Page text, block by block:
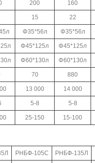
200 160
15 22
Φ35*56л Φ35*56л
Φ45*125л Φ45*125л
Φ60*130л Φ60*130л
70 880
13 000 14 000
5-8 5-8
25-150 15-100
РНБФ-105С РНБФ-135Л